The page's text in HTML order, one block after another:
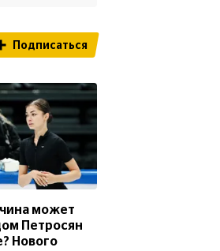
Подписаться
может
Петросян
Нового